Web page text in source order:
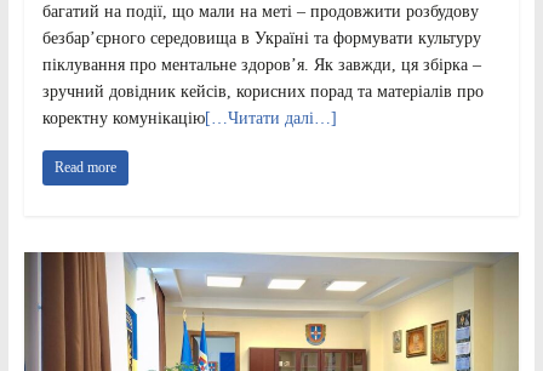
багатий на події, що мали на меті – продовжити розбудову
безбар’єрного середовища в Україні та формувати культуру
піклування про ментальне здоров’я. Як завжди, ця збірка –
зручний довідник кейсів, корисних порад та матеріалів про
коректну комунікацію[…Читати далі…]
Read more